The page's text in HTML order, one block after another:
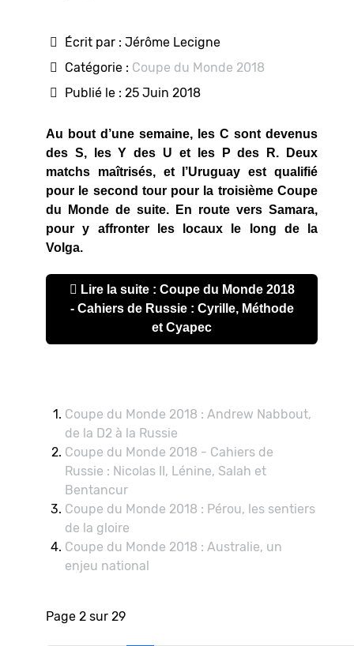
Écrit par : Jérôme Lecigne
Catégorie : Coupe du Monde 2018
Publié le : 25 Juin 2018
Au bout d’une semaine, les C sont devenus
des S, les Y des U et les P des R. Deux
matchs maîtrisés, et l’Uruguay est qualifié
pour le second tour pour la troisième Coupe
du Monde de suite. En route vers Samara,
pour y affronter les locaux le long de la
Volga.
Lire la suite : Coupe du Monde 2018
- Cahiers de Russie : Cyrille, Méthode
et Cyapec
Coupe du Monde 2018 : Andrew Nabbout,
de la D2 à la Russie
Coupe du Monde 2018 - Cahiers de
Russie : Nicolas II, Lénine, Salah et
Bentancur
Coupe du Monde 2018 : Pérou, les sentiers
de la gloire
Coupe du Monde 2018 : Australie, un
enjeu national
Page 2 sur 29